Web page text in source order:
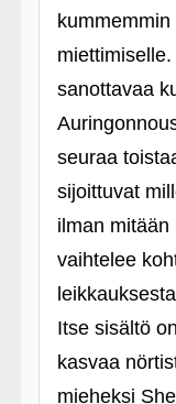
sanottavaa
seuraa
sijoittuvat
ilman mitään
vaihtelee
Itse sisältö
kasvaa
mieheksi